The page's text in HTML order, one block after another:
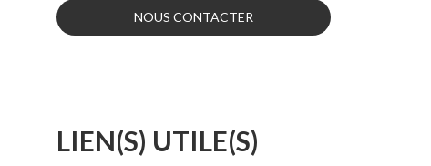
NOUS CONTACTER
LIEN(S) UTILE(S)